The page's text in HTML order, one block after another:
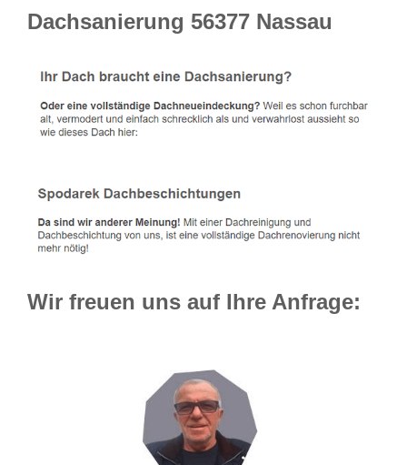
Dachsanierung 56377 Nassau
Wir freuen uns auf Ihre Anfrage: